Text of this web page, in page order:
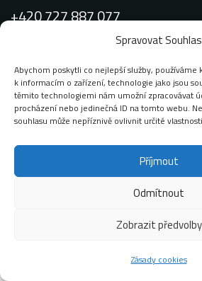
Spravovat Souhlas
Abychom poskytli co nejlepší služby, používáme
k informacím o zařízení, technologie jako jsou
těmito technologiemi nám umožní zpracovávat
procházení nebo jedinečná ID na tomto webu.
souhlasu může nepříznivě ovlivnit určité
Příjmout
Odmítnout
Zobrazit předvolby
Zásady cookies
+420 727 887 077
Email:
info@zimop.cz
Adresa:
Chodovská 228/3 141 00 Praha